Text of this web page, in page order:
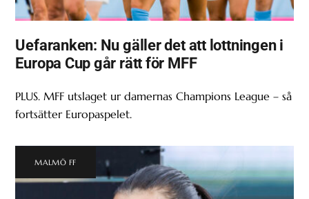
Uefaranken: Nu gäller det att lottningen i
Europa Cup går rätt för MFF
PLUS. MFF utslaget ur damernas Champions League – så
fortsätter Europaspelet.
MALMÖ FF